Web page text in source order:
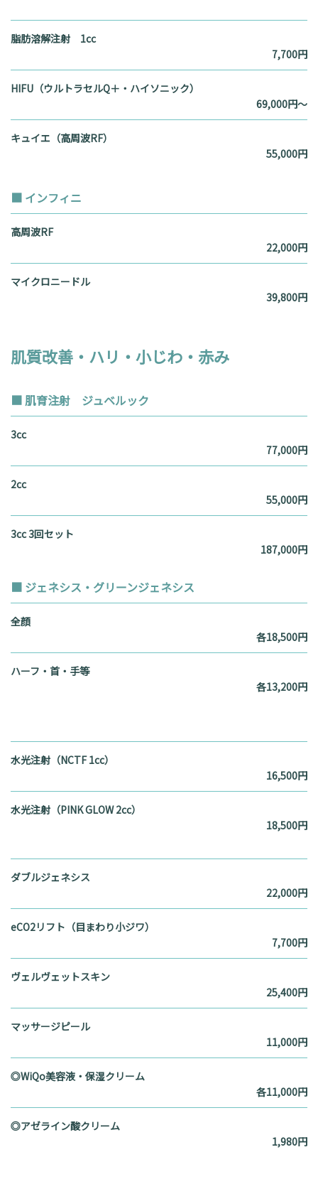
脂肪溶解注射 1cc
7,700円
HIFU（ウルトラセルQ＋・ハイソニック）
69,000円〜
キュイエ（高周波RF）
55,000円
■ インフィニ
高周波RF
22,000円
マイクロニードル
39,800円
肌質改善・ハリ・小じわ・赤み
■ 肌育注射 ジュベルック
3cc
77,000円
2cc
55,000円
3cc 3回セット
187,000円
■ ジェネシス・グリーンジェネシス
全顔
各18,500円
ハーフ・首・手等
各13,200円
水光注射（NCTF 1cc）
16,500円
水光注射（PINK GLOW 2cc）
18,500円
ダブルジェネシス
22,000円
eCO2リフト（目まわり小ジワ）
7,700円
ヴェルヴェットスキン
25,400円
マッサージピール
11,000円
◎WiQo美容液・保湿クリーム
各11,000円
◎アゼライン酸クリーム
1,980円